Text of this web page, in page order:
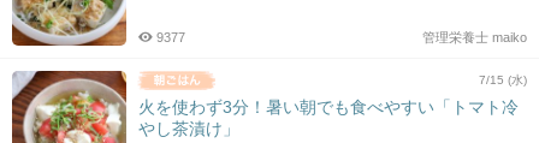
管理栄養士 maiko
9377
7/15 (水)
火を使わず3分！暑い朝でも食べやすい「トマト冷
やし茶漬け」